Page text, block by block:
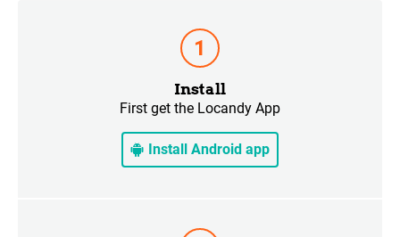
Install
First get the Locandy App
Install Android app